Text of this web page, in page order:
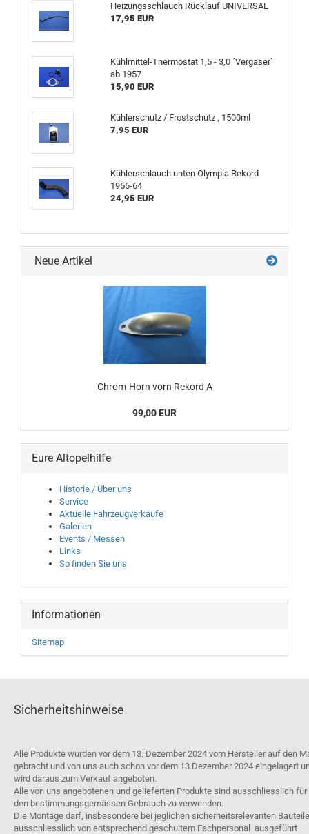
Heizungsschlauch Rücklauf UNIVERSAL
17,95 EUR
Kühlmittel-Thermostat 1,5 - 3,0 ´Vergaser`
ab 1957
15,90 EUR
Kühlerschutz / Frostschutz , 1500ml
7,95 EUR
Kühlerschlauch unten Olympia Rekord
1956-64
24,95 EUR
Neue Artikel
Chrom-Horn vorn Rekord A
99,00 EUR
Eure Altopelhilfe
Historie / Über uns
Service
Aktuelle Fahrzeugverkäufe
Galerien
Events / Messen
Links
So finden Sie uns
Informationen
Sitemap
Sicherheitshinweise
Alle Produkte wurden vor dem 13. Dezember 2024 vom Hersteller auf den
gebracht und von uns auch schon vor dem 13.Dezember 2024 eingelagert
wird daraus zum Verkauf angeboten.
Alle von uns angebotenen und gelieferten Produkte sind ausschliesslich für
den bestimmungsgemässen Gebrauch zu verwenden.
Die Montage darf, insbesondere bei jeglichen sicherheitsrelevanten
ausschliesslich von entsprechend geschultem Fachpersonal ausgeführt